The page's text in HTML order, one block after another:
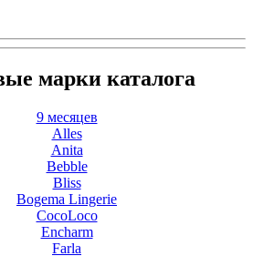
марки каталога
9 месяцев
Alles
Anita
Bebble
Bliss
Bogema Lingerie
CocoLoco
Encharm
Farla